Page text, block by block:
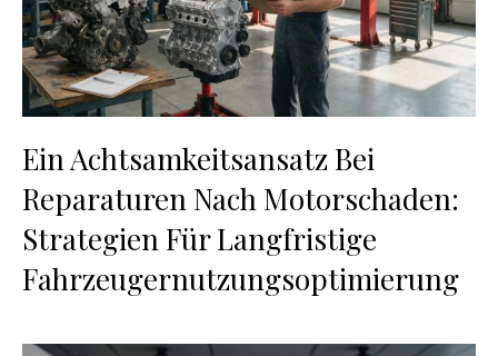
Ein Achtsamkeitsansatz Bei
Reparaturen Nach Motorschaden:
Strategien Für Langfristige
Fahrzeugernutzungsoptimierung